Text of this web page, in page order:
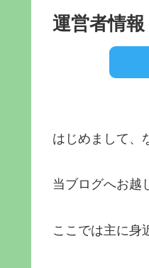
運営者情報
はじめまして、
当ブログへお越
ここでは主に身